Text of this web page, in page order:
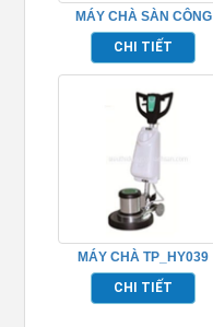
MÁY CHÀ SÀN CÔNG
NGHIỆP TP_HY55B
CHI TIẾT
MÁY CHÀ TP_HY039
CHI TIẾT